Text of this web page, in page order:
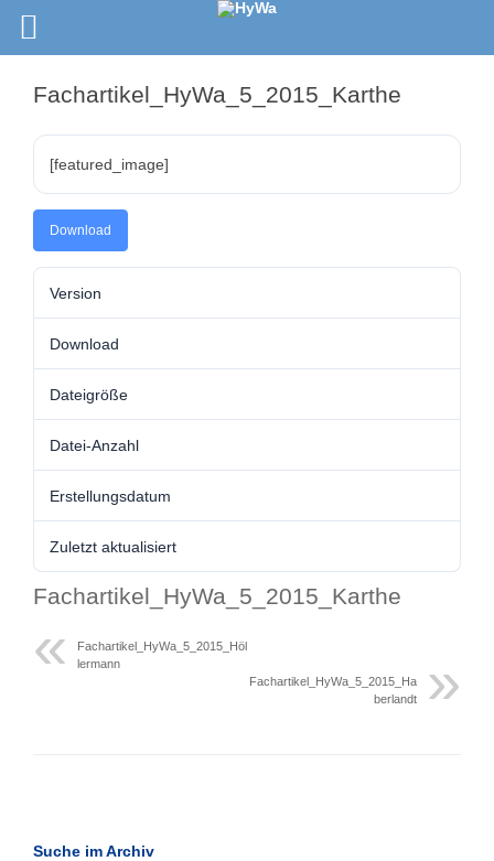
Fachartikel_HyWa_5_2015_Karthe
[featured_image]
Download
Version
Download
Dateigröße
Datei-Anzahl
Erstellungsdatum
Zuletzt aktualisiert
Fachartikel_HyWa_5_2015_Karthe
Fachartikel_HyWa_5_2015_Höl
lermann
Fachartikel_HyWa_5_2015_Ha
berlandt
Suche im Archiv